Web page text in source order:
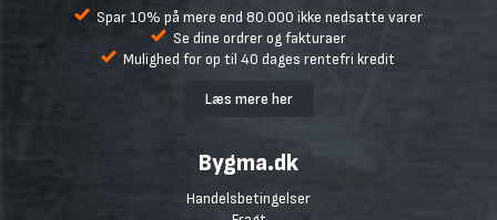
Spar 10% på mere end 80.000 ikke nedsatte varer
Se dine ordrer og fakturaer
Mulighed for op til 40 dages rentefri kredit
Læs mere her
Bygma.dk
Handelsbetingelser